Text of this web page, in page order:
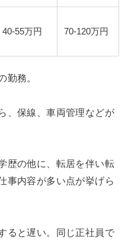
40-55万円 70-120万円
勤務。
、保線、車両管理などが
歴の他に、転居を伴い転
事内容が多い点が挙げら
ると遅い。同じ正社員で